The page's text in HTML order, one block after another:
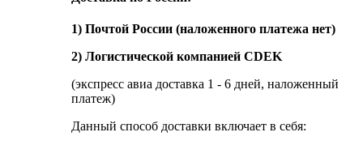
1) Почтой России (наложенного платежа нет)
2) Логистической компанией CDEK
(экспресс авиа доставка 1 - 6 дней, наложенный
платеж)
Данный способ доставки включает в себя: